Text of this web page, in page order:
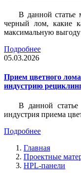
В данной статье
черный лом, какие
максимальную выгоду
Подробнее
05.03.2026
Прием цветного
индустрию
В данной
индустрия приема
Подробнее
Главная
Проектные
HPL-панели